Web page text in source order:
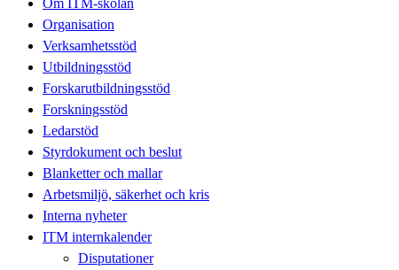
Organisation
Verksamhetsstöd
Utbildningsstöd
Forskarutbildningsstöd
Forskningsstöd
Ledarstöd
Styrdokument och beslut
Blanketter och mallar
Arbetsmiljö, säkerhet och kris
Interna nyheter
ITM internkalender
Disputationer